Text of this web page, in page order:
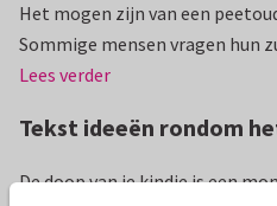
Het mogen zijn van een
Sommige mensen vragen hun
Lees verder
Tekst ideeën rondom
De doop van je kindje is een